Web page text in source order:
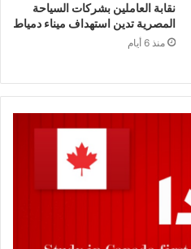
نقابة العاملين بشركات السياحة
المصرية تدين استهداف ميناء دمياط
منذ 6 أيام